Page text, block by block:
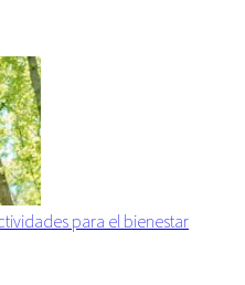
para el bienestar